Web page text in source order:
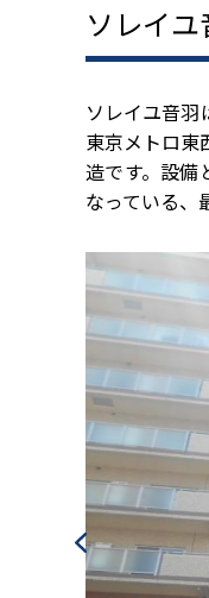
ソレイユ
ソレイユ音羽
東京メトロ東
造です。設備
なっている、